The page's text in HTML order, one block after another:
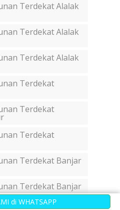
di WHATSAPP
Terdekat Alalak
Terdekat Alalak
Terdekat Alalak
Terdekat
Terdekat
Terdekat
Terdekat Banjar
Terdekat Banjar